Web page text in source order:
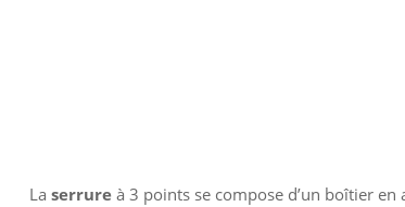
La serrureà 3 points se compose d’un boîtier en